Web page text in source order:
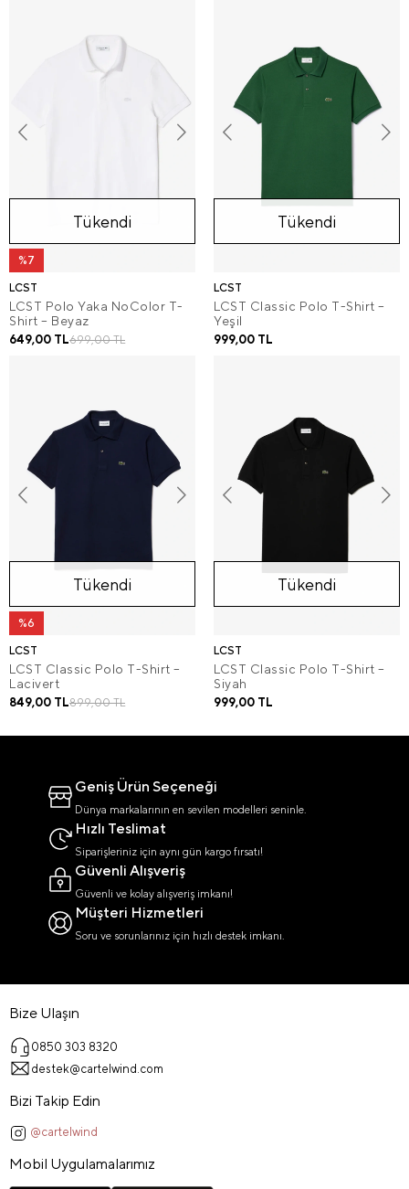
%7
Tükendi
LCST
LCST Polo Yaka NoColor T-
Shirt – Beyaz
699,00 TL
649,00 TL
Tükendi
LCST
LCST Classic Polo T-Shirt –
Yeşil
999,00 TL
%6
Tükendi
LCST
LCST Classic Polo T-Shirt –
Lacivert
899,00 TL
849,00 TL
Tükendi
LCST
LCST Classic Polo T-Shirt –
Siyah
999,00 TL
Geniş Ürün Seçeneği
Dünya markalarının en sevilen modelleri seninle.
Hızlı Teslimat
Siparişleriniz için aynı gün kargo fırsatı!
Güvenli Alışveriş
Güvenli ve kolay alışveriş imkanı!
Müşteri Hizmetleri
Soru ve sorunlarınız için hızlı destek imkanı.
Bize Ulaşın
0850 303 8320
destek@cartelwind.com
Bizi Takip Edin
@cartelwind
Mobil Uygulamalarımız